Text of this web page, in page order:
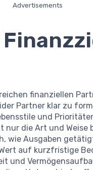
Advertisements
finanziellen
Partner klar zu
und
nur die Art und Weise
wie Ausgaben
auf kurzfristige
und